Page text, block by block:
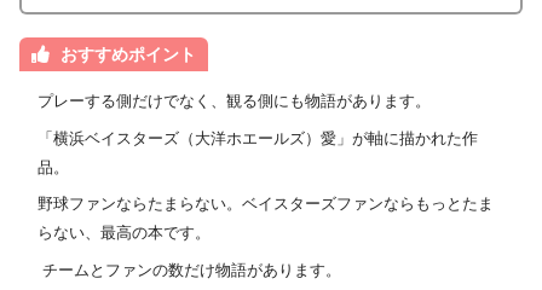
おすすめポイント
プレーする側だけでなく、観る側にも物語があります。
「横浜ベイスターズ（大洋ホエールズ）愛」が軸に描かれた作
品。
野球ファンならたまらない。ベイスターズファンならもっとたま
らない、最高の本です。
チームとファンの数だけ物語があります。